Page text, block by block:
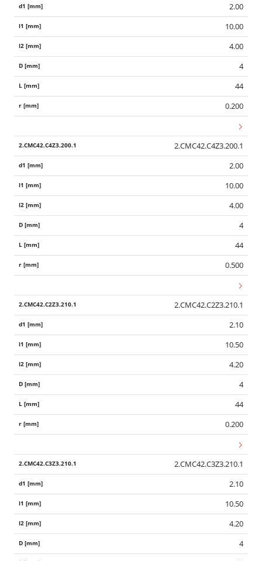
2.00
10.00
4.00
4
44
0.200
2.CMC42.C4Z3.200.1
2.00
10.00
4.00
4
44
0.500
2.CMC42.C2Z3.210.1
2.10
10.50
4.20
4
44
0.200
2.CMC42.C3Z3.210.1
2.10
10.50
4.20
4